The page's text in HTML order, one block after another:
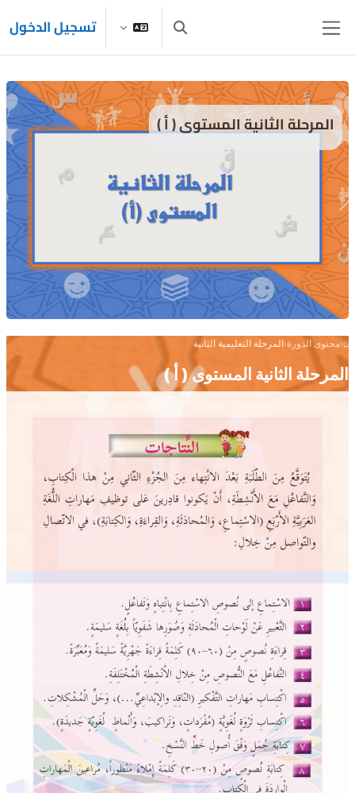
واجهة جانبية تبديل إدخال البحثتسجيل الدخول
المرحلة الثانية المستوى ( أ )
⌂
›محتوى الدورة›المرحلة التعليمية الثانية
المرحلة الثانية المستوى ( أ )